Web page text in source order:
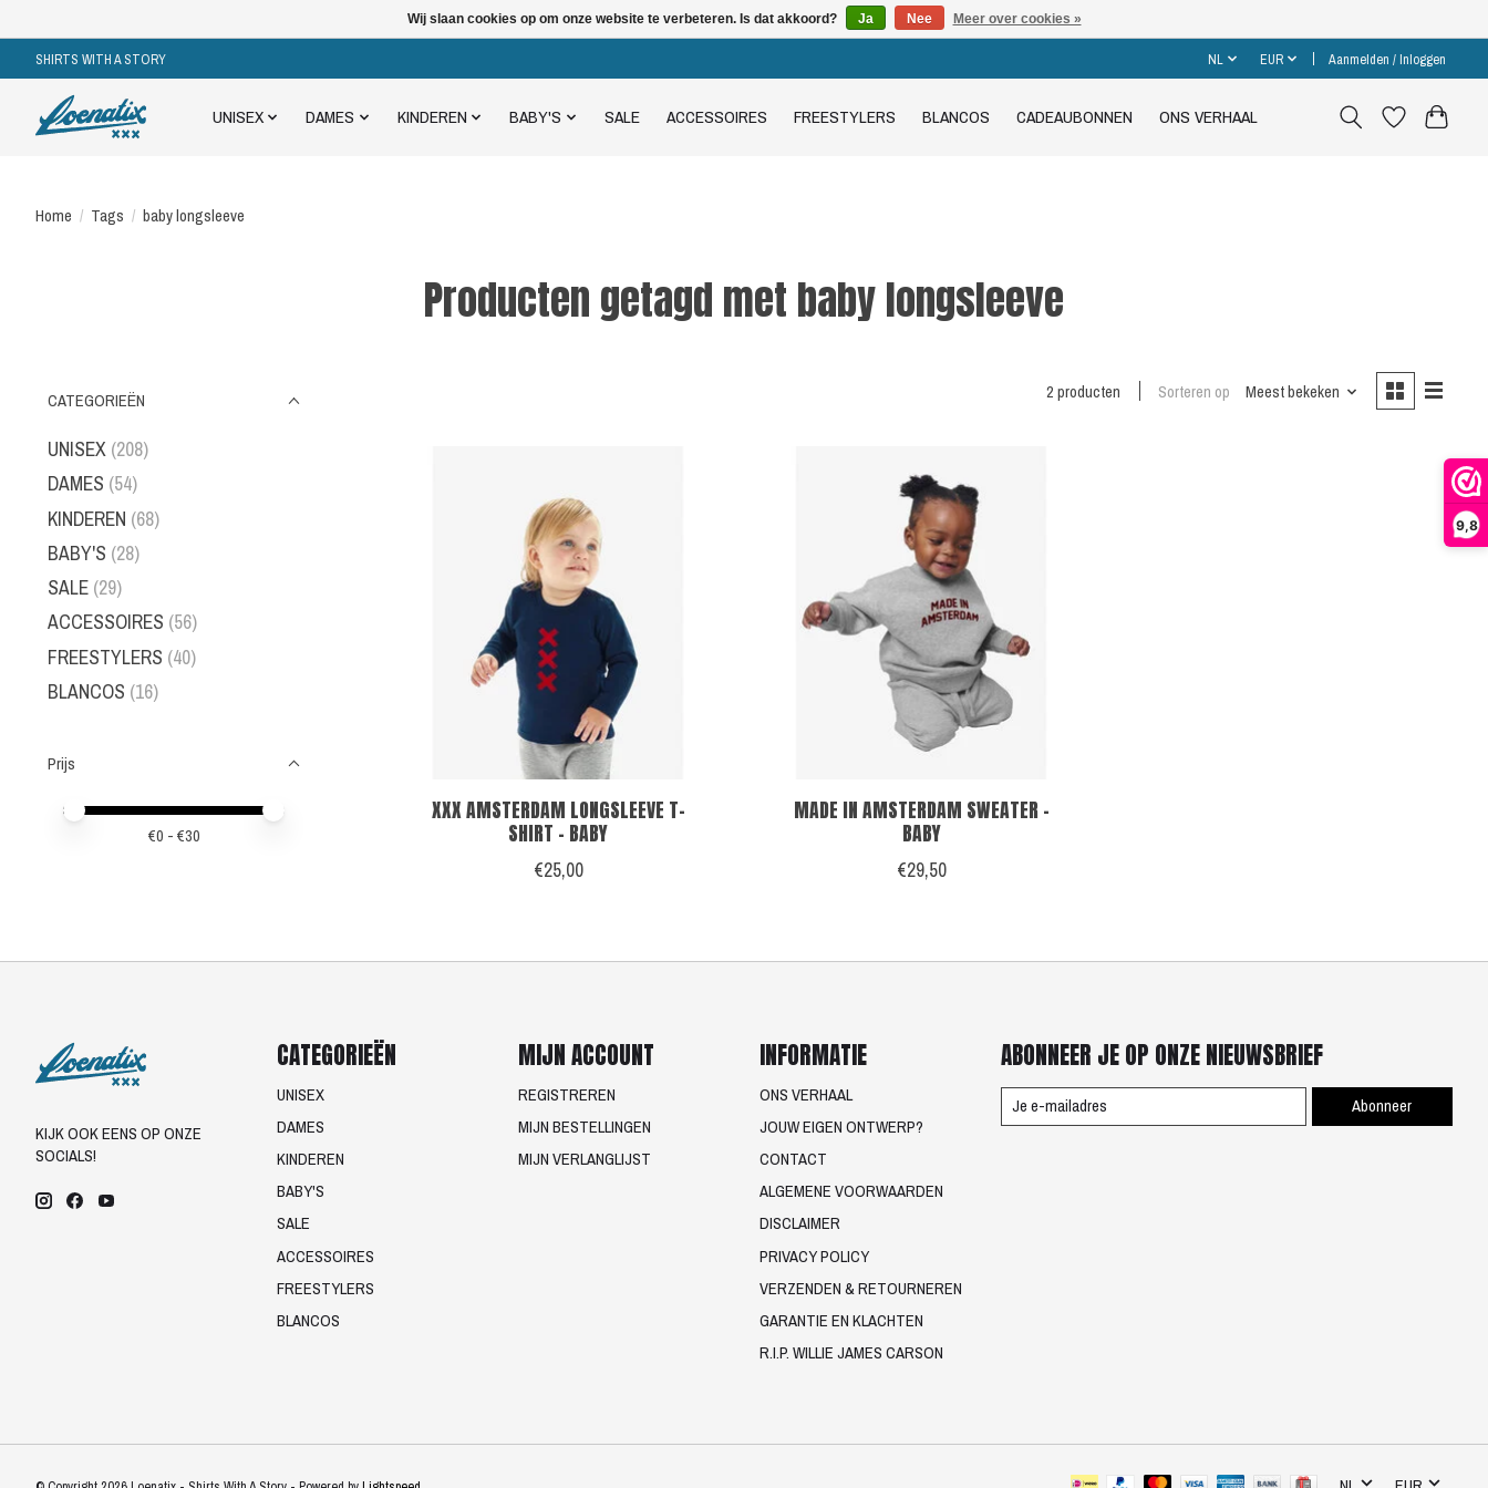
9,8
SHIRTS WITH A STORY NL EUR Aanmelden / Inloggen
UNISEX DAMES KINDEREN BABY'S SALE ACCESSOIRES FREESTYLERS BLANCOS CADEAUBONNEN ONS VERHAAL
Home / Tags / baby longsleeve
Producten getagd met baby longsleeve
CATEGORIEËN
UNISEX (208)
DAMES (54)
KINDEREN (68)
BABY'S (28)
SALE (29)
ACCESSOIRES (56)
FREESTYLERS (40)
BLANCOS (16)
Prijs
Minimale prijswaarde
Price maximum value
€0 - €30
2 producten Sorteren op Meest bekeken
XXX AMSTERDAM LONGSLEEVE T-
SHIRT - BABY
€25,00
MADE IN AMSTERDAM SWEATER -
BABY
€29,50
KIJK OOK EENS OP ONZE
SOCIALS!
CATEGORIEËN
UNISEX
DAMES
KINDEREN
BABY'S
SALE
ACCESSOIRES
FREESTYLERS
BLANCOS
MIJN ACCOUNT
REGISTREREN
MIJN BESTELLINGEN
MIJN VERLANGLIJST
INFORMATIE
ONS VERHAAL
JOUW EIGEN ONTWERP?
CONTACT
ALGEMENE VOORWAARDEN
DISCLAIMER
PRIVACY POLICY
VERZENDEN & RETOURNEREN
GARANTIE EN KLACHTEN
R.I.P. WILLIE JAMES CARSON
ABONNEER JE OP ONZE NIEUWSBRIEF
Abonneer
Wij slaan cookies op om onze website te verbeteren. Is dat akkoord? Ja Nee Meer over cookies »